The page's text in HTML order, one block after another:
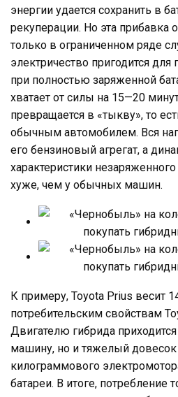
энергии удается сохранить в
рекуперации. Но эта прибавка
только в ограниченном ряде
электричество пригодится
при полностью заряженной
хватает от силы на 15—20
превращается в «тыкву», то
обычным автомобилем. Вся
его бензиновый агрегат, а
характеристики
хуже, чем у обычных машин.
К примеру, Toyota Prius весит
потребительским свойствам
Двигателю гибрида приходится
машину, но и тяжелый
килограммового
батареи. В итоге, потребление